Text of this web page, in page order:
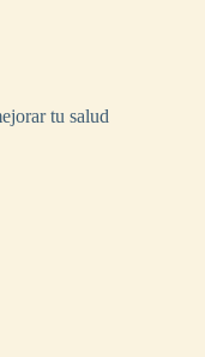
tu salud